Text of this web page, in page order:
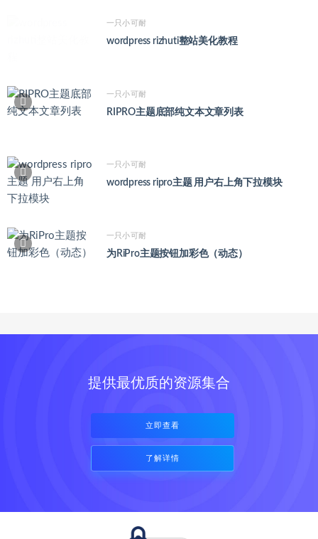
一只小可耐
wordpress rizhuti整站美化教程
一只小可耐
RIPRO主题底部纯文本文章列表
一只小可耐
wordpress ripro主题 用户右上角下拉模块
一只小可耐
为RiPro主题按钮加彩色（动态）
提供最优质的资源集合
立即查看
了解详情